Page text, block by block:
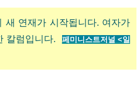
연재가 시작됩니다. 여자가
칼럼입니다.
페미니스트저널 <일